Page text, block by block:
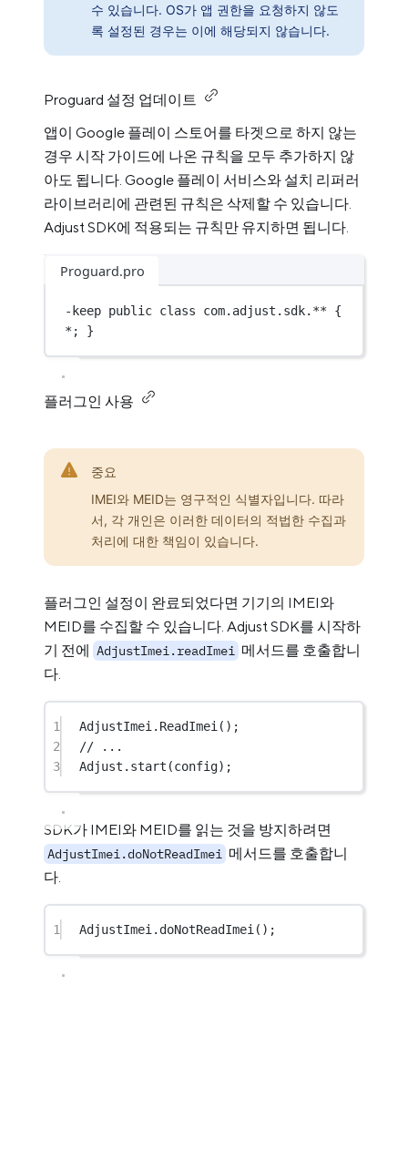
수 있습니다. OS가 앱 권한을 요청하지 않도
록 설정된 경우는 이에 해당되지 않습니다.
Proguard 설정 업데이트
앱이 Google 플레이 스토어를 타겟으로 하지 않는
경우 시작 가이드에 나온 규칙을 모두 추가하지 않
아도 됩니다. Google 플레이 서비스와 설치 리퍼러
라이브러리에 관련된 규칙은 삭제할 수 있습니다.
Adjust SDK에 적용되는 규칙만 유지하면 됩니다.
Proguard.pro
-keep public class com
* ; }
플러그인 사용
중요
IMEI와 MEID는 영구적인 식별자입니다. 따라
서, 각 개인은 이러한 데이터의 적법한 수집과
처리에 대한 책임이 있습니다.
플러그인 설정이 완료되었다면 기기의 IMEI와
MEID를 수집할 수 있습니다. Adjust SDK를 시작하
기 전에 AdjustImei.readImei 메서드를 호출합니
다.
1 AdjustImei. ReadImei();
2
// ...
3
Adjust. start (config);
SDK가 IMEI와 MEID를 읽는 것을 방지하려면
AdjustImei.doNotReadImei 메서드를 호출합니
다.
1 AdjustImei. doNotReadImei();